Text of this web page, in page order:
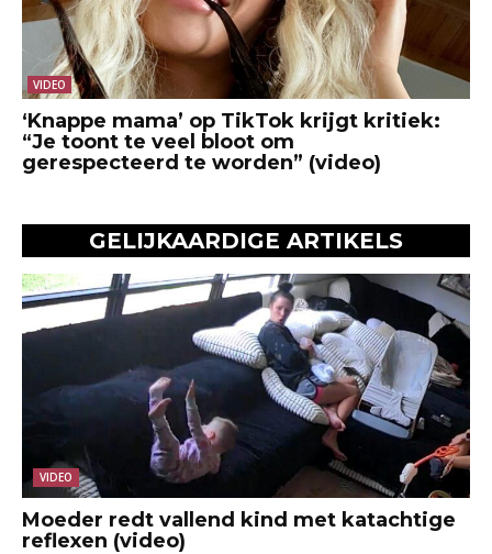
VIDEO
‘Knappe mama’ op TikTok krijgt kritiek:
“Je toont te veel bloot om
gerespecteerd te worden” (video)
GELIJKAARDIGE ARTIKELS
VIDEO
Moeder redt vallend kind met katachtige
reflexen (video)